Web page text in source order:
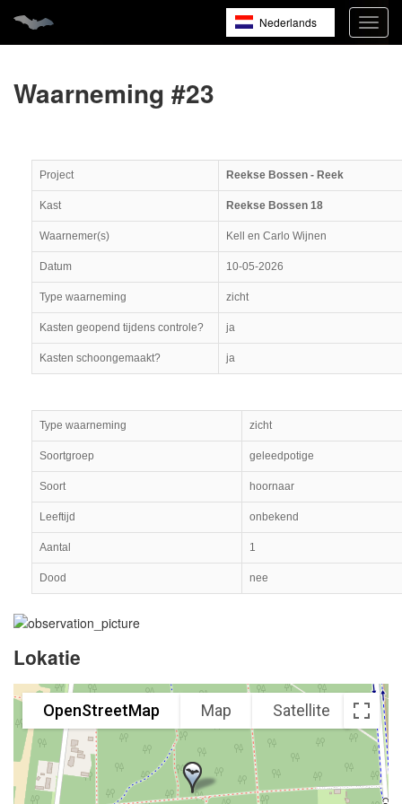
Nederlands
Waarneming #23
Project Reekse Bossen - Reek
Kast Reekse Bossen 18
Waarnemer(s) Kell en Carlo Wijnen
Datum 10-05-2026
Type waarneming zicht
Kasten geopend tijdens controle? ja
Kasten schoongemaakt? ja
Type waarneming zicht
Soortgroep geleedpotige
Soort hoornaar
Leeftijd onbekend
Aantal 1
Dood nee
Lokatie
OpenStreetMap Map Satellite